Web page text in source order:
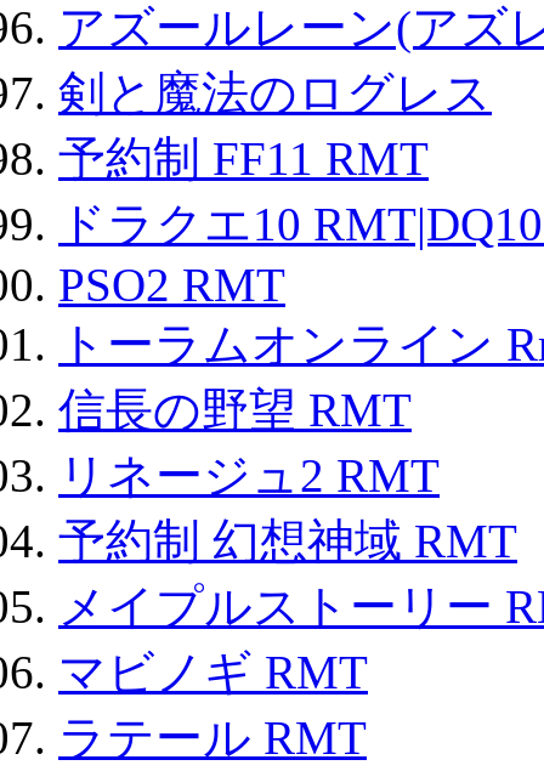
アズールレーン(アズ
剣と魔法のログレス
予約制 FF11 RMT
ドラクエ10
PSO2 RMT
トーラムオンライン
信長の野望 RMT
リネージュ2 RMT
予約制 幻想神域 RMT
メイプルストーリー
マビノギ RMT
ラテール RMT